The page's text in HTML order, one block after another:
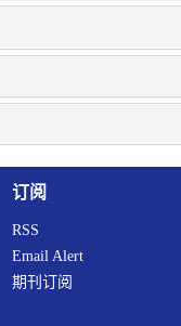
订阅
RSS
Email Alert
期刊订阅